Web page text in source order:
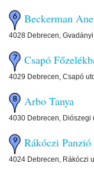
Beckerman
4028 Debrecen,
Csapó
4029 Debrecen, Csapó
Arbo Tanya
4030 Debrecen, Diószegi
Rákóczi Panzió
4024 Debrecen, Rákóczi